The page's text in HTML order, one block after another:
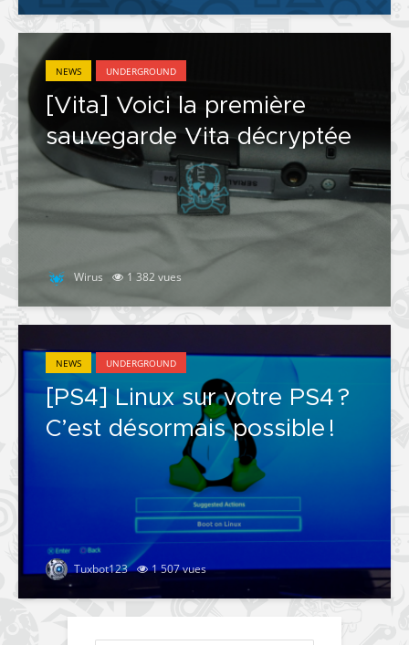
NEWS UNDERGROUND
[Vita] Voici la première
sauvegarde Vita décryptée
Wirus 1 382 vues
NEWS UNDERGROUND
[PS4] Linux sur votre PS4 ?
C’est désormais possible !
Tuxbot123 1 507 vues